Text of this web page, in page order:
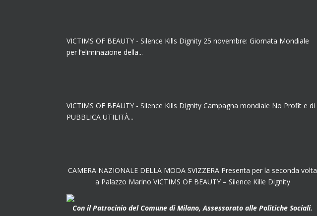
VICTIMS OF BEAUTY - Silence Kills Dignity 25 novembre: Giornata Mondiale
per l’eliminazione della...
VICTIMS OF BEAUTY - Silence Kills Dignity Campagna mondiale No Profit e di
PUBBLICA UTILITÀ...
CAMERA NAZIONALE DELLA MODA SVIZZERA Presenta per la seconda volta
a Palazzo Marino VICTIMS OF BEAUTY – Silence Kille Dignity
Con il Patrocinio del Comune di Milano, Assessorato alle Politiche Sociali.